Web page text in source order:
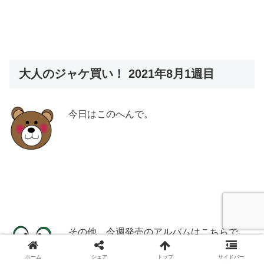
大人のジャケ買い！ 2021年8月1週目
今日はこのへんで。
その他、今週発売のアルバムはこちらで
ホーム シェア トップ サイドバー